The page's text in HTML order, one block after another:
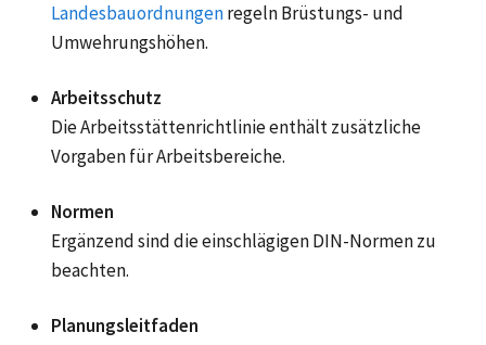
Landesbauordnungenregeln Brüstungs- und
Umwehrungshöhen.
Arbeitsschutz
Die Arbeitsstättenrichtlinie enthält zusätzliche
Vorgaben für Arbeitsbereiche.
Normen
Ergänzend sind die einschlägigen DIN-Normen zu
beachten.
Planungsleitfaden